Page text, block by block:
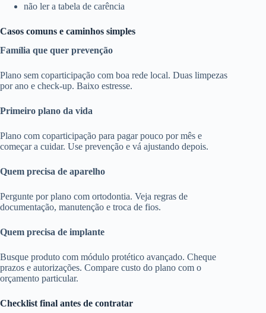
não ler a tabela de carência
Casos comuns e caminhos simples
Família que quer prevenção
Plano sem coparticipação com boa rede local. Duas limpezas
por ano e check-up. Baixo estresse.
Primeiro plano da vida
Plano com coparticipação para pagar pouco por mês e
começar a cuidar. Use prevenção e vá ajustando depois.
Quem precisa de aparelho
Pergunte por plano com ortodontia. Veja regras de
documentação, manutenção e troca de fios.
Quem precisa de implante
Busque produto com módulo protético avançado. Cheque
prazos e autorizações. Compare custo do plano com o
orçamento particular.
Checklist final antes de contratar